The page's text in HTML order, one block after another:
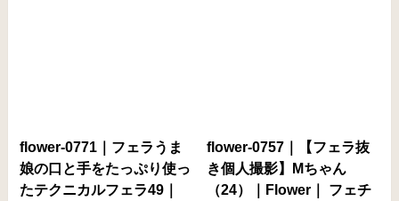
flower-0771｜フェラうま
娘の口と手をたっぷり使っ
たテクニカルフェラ49｜
flower-0757｜【フェラ抜
き個人撮影】Mちゃん
（24）｜Flower｜ フェチ